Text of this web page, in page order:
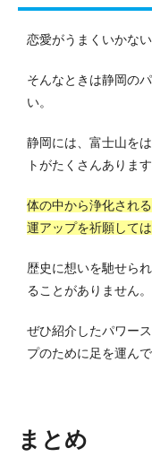
恋愛がうまくいかな
そんなときは静岡の
い。
静岡には、富士山を
トがたくさんあります
体の中から浄化され
運アップを祈願して
歴史に想いを馳せら
ることがありません。
ぜひ紹介したパワー
プのために足を運ん
まとめ